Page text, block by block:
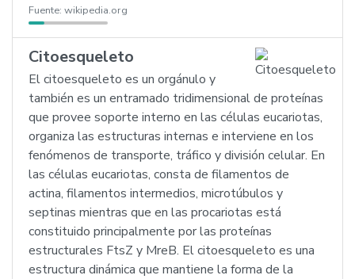
Fuente: wikipedia.org
Citoesqueleto
El citoesqueleto es un orgánulo y
también es un entramado tridimensional de proteínas
que provee soporte interno en las células eucariotas,
organiza las estructuras internas e interviene en los
fenómenos de transporte, tráfico y división celular. En
las células eucariotas, consta de filamentos de
actina, filamentos intermedios, microtúbulos y
septinas mientras que en las procariotas está
constituido principalmente por las proteínas
estructurales FtsZ y MreB. El citoesqueleto es una
estructura dinámica que mantiene la forma de la